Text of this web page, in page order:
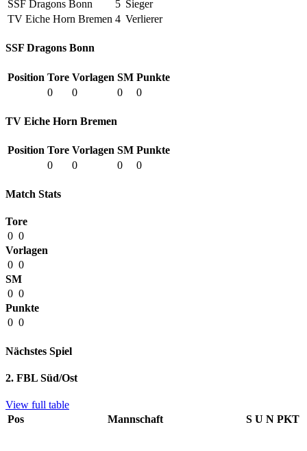
SSF Dragons Bonn
5 Sieger
TV Eiche Horn Bremen 4 Verlierer
SSF Dragons Bonn
Position Tore Vorlagen SM Punkte
0
0 0 0
TV Eiche Horn Bremen
Position Tore Vorlagen SM Punkte
0
0 0 0
Match Stats
Tore
0 0
Vorlagen
0 0
SM
0 0
Punkte
0 0
Nächstes Spiel
2. FBL Süd/Ost
View full table
Pos
Mannschaft S U N PKT